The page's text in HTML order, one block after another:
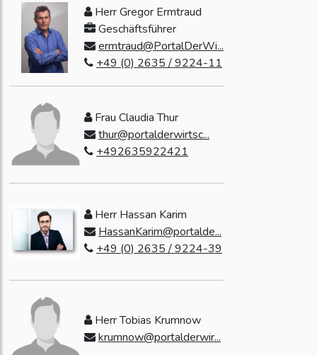
Herr Gregor Ermtraud
Geschäftsführer
ermtraud@PortalDerWi...
+49 (0) 2635 / 9224-11
Frau Claudia Thur
thur@portalderwirtsc...
+492635922421
Herr Hassan Karim
HassanKarim@portalde...
+49 (0) 2635 / 9224-39
Herr Tobias Krumnow
krumnow@portalderwir...